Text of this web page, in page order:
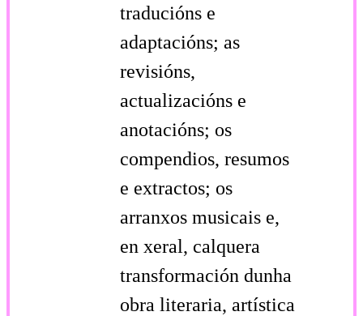
traducións e
adaptacións; as
revisións,
actualizacións e
anotacións; os
compendios, resumos
e extractos; os
arranxos musicais e,
en xeral, calquera
transformación dunha
obra literaria, artística